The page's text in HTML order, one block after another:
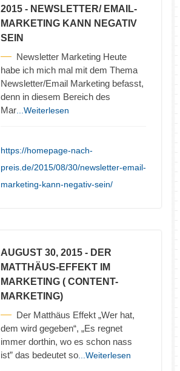
2015 - NEWSLETTER/ EMAIL-
MARKETING KANN NEGATIV
SEIN
Newsletter Marketing Heute
habe ich mich mal mit dem Thema
Newsletter/Email Marketing befasst,
denn in diesem Bereich des
Mar ...Weiterlesen
https://homepage-nach-
preis.de/2015/08/30/newsletter-email-
marketing-kann-negativ-sein/
AUGUST 30, 2015 - DER
MATTHÄUS-EFFEKT IM
MARKETING ( CONTENT-
MARKETING)
Der Matthäus Effekt „Wer hat,
dem wird gegeben“, „Es regnet
immer dorthin, wo es schon nass
ist” das bedeutet so ...Weiterlesen